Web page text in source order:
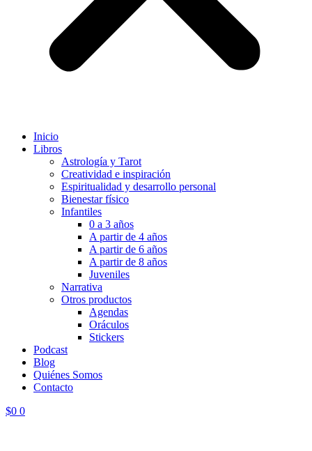
Inicio
Libros
Astrología y Tarot
Creatividad e inspiración
Espiritualidad y desarrollo personal
Bienestar físico
Infantiles
0 a 3 años
A partir de 4 años
A partir de 6 años
A partir de 8 años
Juveniles
Narrativa
Otros productos
Agendas
Oráculos
Stickers
Podcast
Blog
Quiénes Somos
Contacto
$0 0